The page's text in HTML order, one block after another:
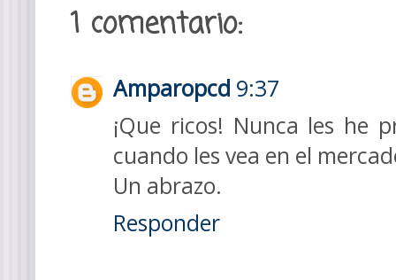
1 comentario:
Amparopcd 9:37
¡Que ricos! Nunca les he
cuando les vea en el
Un abrazo.
Responder